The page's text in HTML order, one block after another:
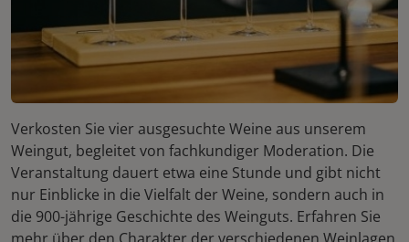
Verkosten Sie vier ausgesuchte Weine aus unserem
Weingut, begleitet von fachkundiger Moderation. Die
Veranstaltung dauert etwa eine Stunde und gibt nicht
nur Einblicke in die Vielfalt der Weine, sondern auch in
die 900-jährige Geschichte des Weinguts. Erfahren Sie